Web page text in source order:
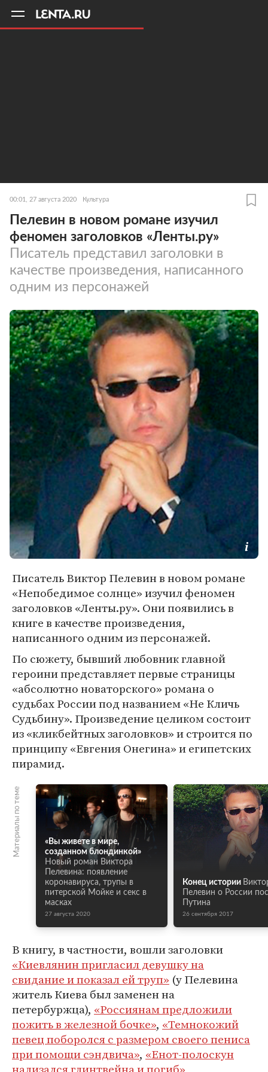
00:01, 27 августа 2020 Культура
Пелевин в новом романе изучил
феномен заголовков «Ленты.ру»
Писатель представил заголовки в
качестве произведения, написанного
одним из персонажей
Писатель Виктор Пелевин в новом романе
«Непобедимое солнце» изучил феномен
заголовков «Ленты.ру». Они появились в
книге в качестве произведения,
написанного одним из персонажей.
По сюжету, бывший любовник главной
героини представляет первые страницы
«абсолютно новаторского» романа о
судьбах России под названием «Не Кличь
Судьбину». Произведение целиком состоит
из «кликбейтных заголовков» и строится по
принципу «Евгения Онегина» и египетских
пирамид.
Материалы по теме
«Вы живете в мире,
созданном блондинкой»
Новый роман Виктора
Пелевина: появление
коронавируса, трупы в
питерской Мойке и секс в
масках
27 августа 2020
Конец истории
Пелевин о России
Путина
26 сентября 2017
В книгу, в частности, вошли заголовки
«Киевлянин пригласил девушку на
свидание и показал ей труп» (у Пелевина
житель Киева был заменен на
петербуржца), «Россиянам предложили
пожить в железной бочке», «Темнокожий
певец поборолся с размером своего пениса
при помощи сэндвича», «Енот-полоскун